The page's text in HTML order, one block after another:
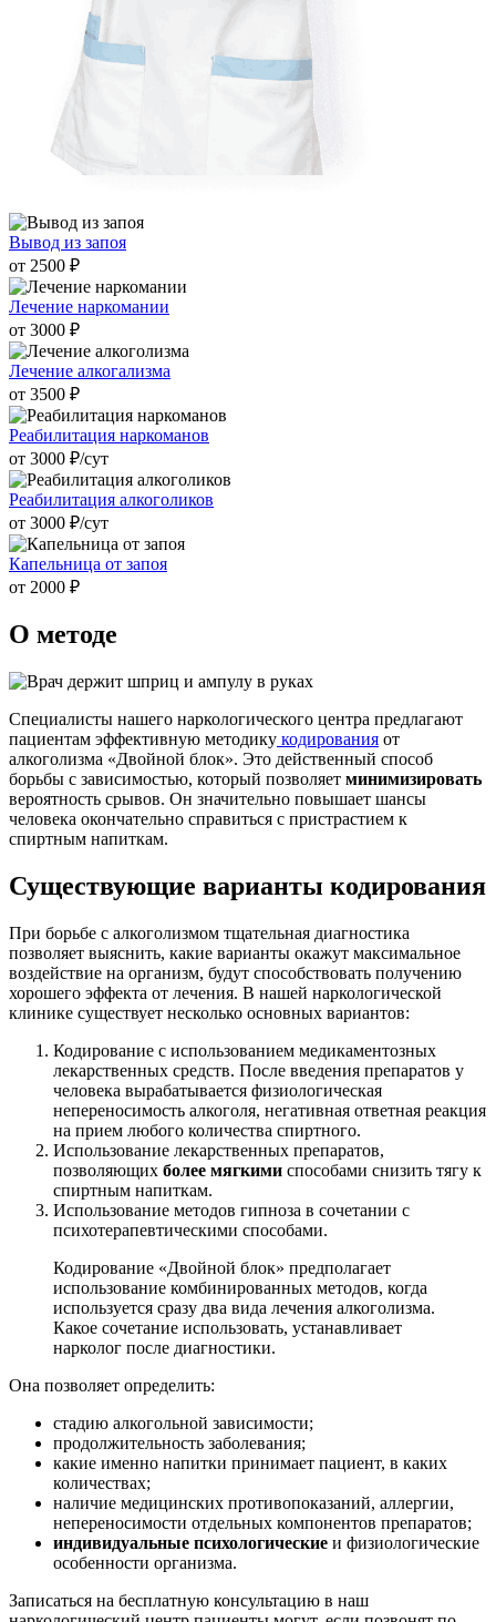
Вывод из запоя
от 2500 ₽
Лечение наркомании
от 3000 ₽
Лечение алкогализма
от 3500 ₽
Реабилитация наркоманов
от 3000 ₽/cут
Реабилитация алкоголиков
от 3000 ₽/cут
Капельница от запоя
от 2000 ₽
О методе
Специалисты нашего наркологического центра предлагают
пациентам эффективную методику кодирования от
алкоголизма «Двойной блок». Это действенный способ
борьбы с зависимостью, который позволяет минимизировать
вероятность срывов. Он значительно повышает шансы
человека окончательно справиться с пристрастием к
спиртным напиткам.
Существующие варианты кодирования
При борьбе с алкоголизмом тщательная диагностика
позволяет выяснить, какие варианты окажут максимальное
воздействие на организм, будут способствовать получению
хорошего эффекта от лечения. В нашей наркологической
клинике существует несколько основных вариантов:
Кодирование с использованием медикаментозных
лекарственных средств. После введения препаратов у
человека вырабатывается физиологическая
непереносимость алкоголя, негативная ответная реакция
на прием любого количества спиртного.
Использование лекарственных препаратов,
позволяющих более мягкими способами снизить тягу к
спиртным напиткам.
Использование методов гипноза в сочетании с
психотерапевтическими способами.
Кодирование «Двойной блок» предполагает
использование комбинированных методов, когда
используется сразу два вида лечения алкоголизма.
Какое сочетание использовать, устанавливает
нарколог после диагностики.
Она позволяет определить:
стадию алкогольной зависимости;
продолжительность заболевания;
какие именно напитки принимает пациент, в каких
количествах;
наличие медицинских противопоказаний, аллергии,
непереносимости отдельных компонентов препаратов;
индивидуальные психологические и физиологические
особенности организма.
Записаться на бесплатную консультацию в наш